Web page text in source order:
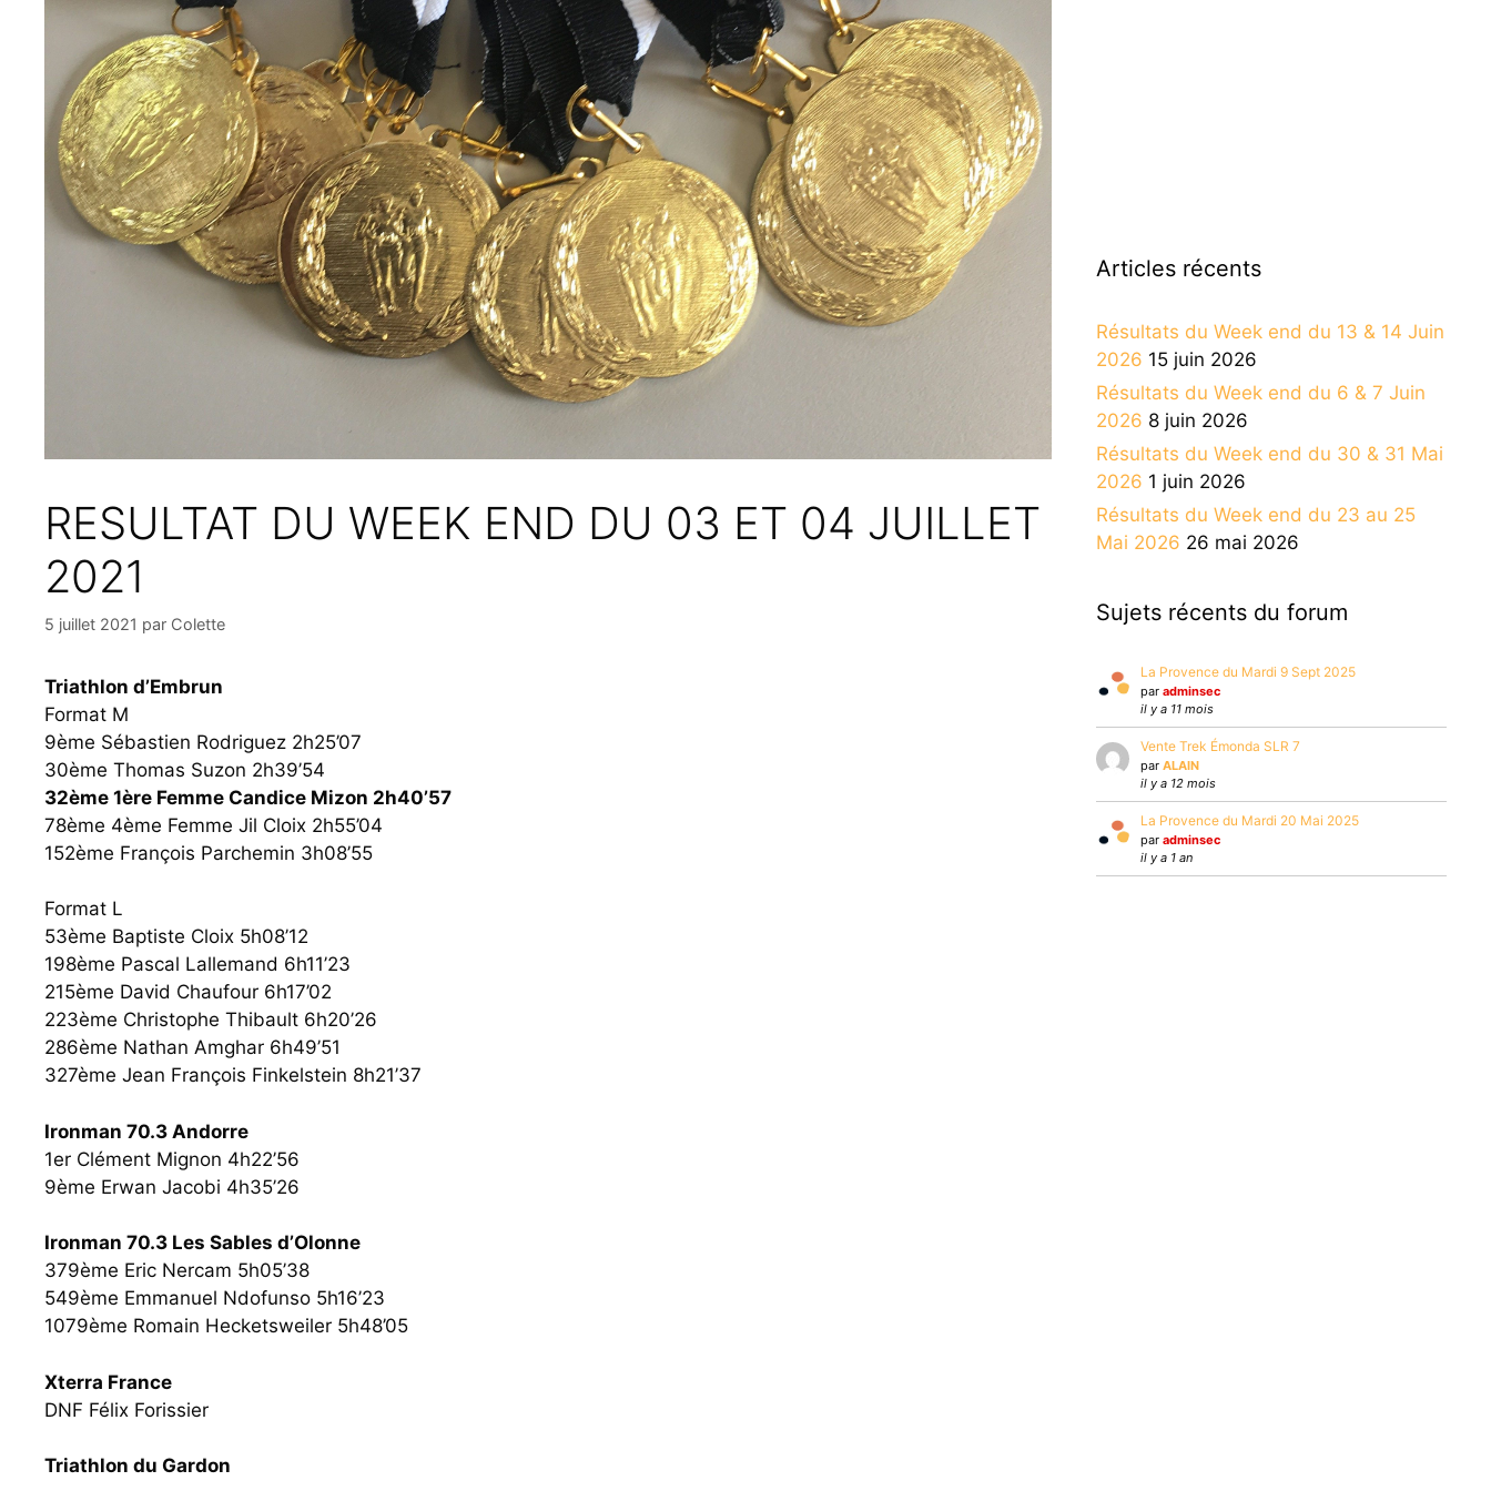
RESULTAT DU WEEK END DU 03 ET 04 JUILLET
2021
5 juillet 2021 par Colette
Triathlon d’Embrun
Format M
9ème Sébastien Rodriguez 2h25’07
30ème Thomas Suzon 2h39’54
32ème 1ère Femme Candice Mizon 2h40’57
78ème 4ème Femme Jil Cloix 2h55’04
152ème François Parchemin 3h08’55
Format L
53ème Baptiste Cloix 5h08’12
198ème Pascal Lallemand 6h11’23
215ème David Chaufour 6h17’02
223ème Christophe Thibault 6h20’26
286ème Nathan Amghar 6h49’51
327ème Jean François Finkelstein 8h21’37
Ironman 70.3 Andorre
1er Clément Mignon 4h22’56
9ème Erwan Jacobi 4h35’26
Ironman 70.3 Les Sables d’Olonne
379ème Eric Nercam 5h05’38
549ème Emmanuel Ndofunso 5h16’23
1079ème Romain Hecketsweiler 5h48’05
Xterra France
DNF Félix Forissier
Triathlon du Gardon
Articles récents
Résultats du Week end du 13 & 14 Juin
2026 15 juin 2026
Résultats du Week end du 6 & 7 Juin
2026 8 juin 2026
Résultats du Week end du 30 & 31 Mai
2026 1 juin 2026
Résultats du Week end du 23 au 25
Mai 2026 26 mai 2026
Sujets récents du forum
La Provence du Mardi 9 Sept 2025
par adminsec
il y a 11 mois
Vente Trek Émonda SLR 7
par ALAIN
il y a 12 mois
La Provence du Mardi 20 Mai 2025
par adminsec
il y a 1 an